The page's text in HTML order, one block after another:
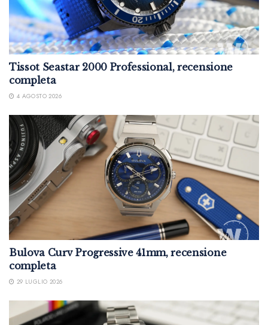
Tissot Seastar 2000 Professional, recensione
completa
4 AGOSTO 2026
Bulova Curv Progressive 41mm, recensione
completa
29 LUGLIO 2026